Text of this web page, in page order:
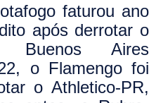
faturou ano
após derrotar o
Buenos Aires
o Flamengo foi
o Athletico-PR,